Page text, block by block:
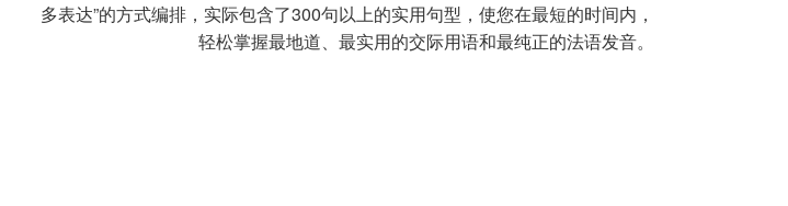
多表达”的方式编排，实际包含了300句以上的实用句型，使您在最短的时间内，
轻松掌握最地道、最实用的交际用语和最纯正的法语发音。